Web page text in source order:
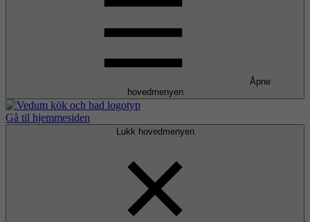
Åpne
hovedmenyen
Gå til hjemmesiden
Lukk hovedmenyen